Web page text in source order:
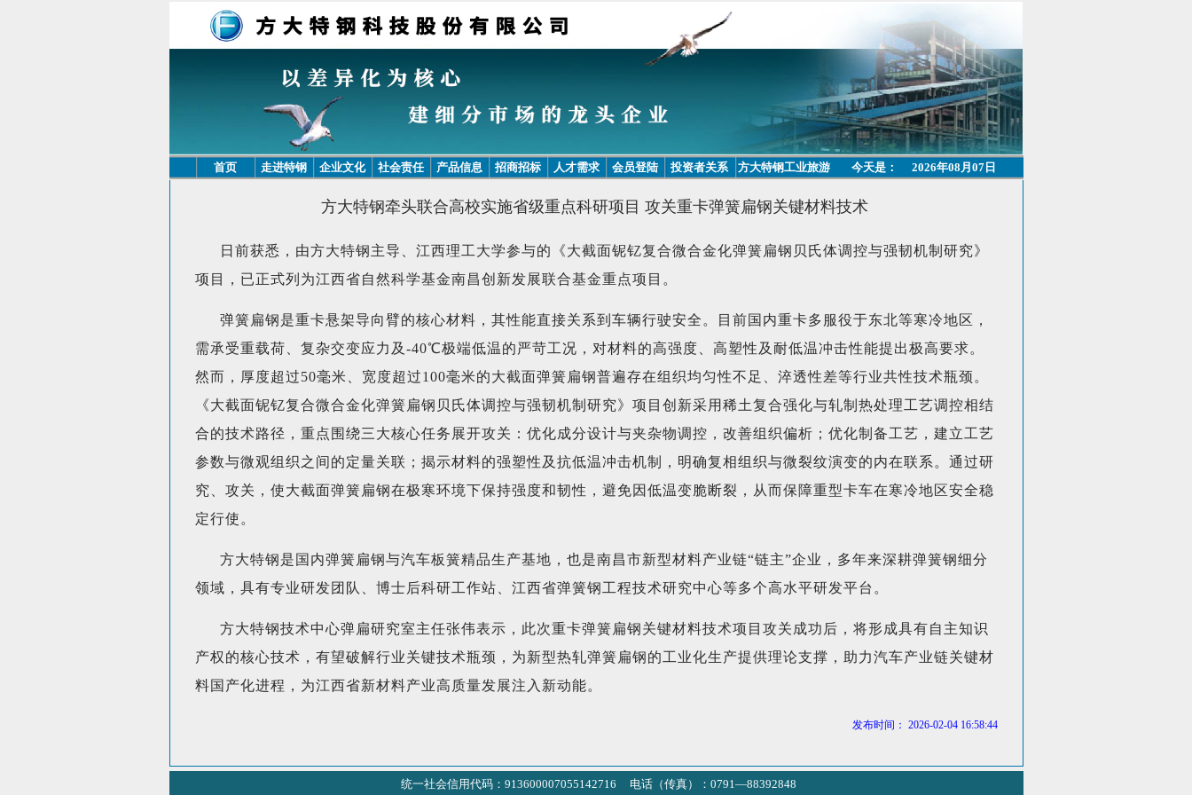
首页 走进特钢 企业文化 社会责任 产品信息 招商招标 人才需求 会员登陆 投资者关系 方大特钢工业旅游 今天是： 2026年08月07日
方大特钢牵头联合高校实施省级重点科研项目 攻关重卡弹簧扁钢关键材料技术
日前获悉，由方大特钢主导、江西理工大学参与的《大截面铌钇复合微合金化弹簧扁钢贝氏体调控与强韧机制研究》
项目，已正式列为江西省自然科学基金南昌创新发展联合基金重点项目。
弹簧扁钢是重卡悬架导向臂的核心材料，其性能直接关系到车辆行驶安全。目前国内重卡多服役于东北等寒冷地区，
需承受重载荷、复杂交变应力及-40℃极端低温的严苛工况，对材料的高强度、高塑性及耐低温冲击性能提出极高要求。
然而，厚度超过50毫米、宽度超过100毫米的大截面弹簧扁钢普遍存在组织均匀性不足、淬透性差等行业共性技术瓶颈。
《大截面铌钇复合微合金化弹簧扁钢贝氏体调控与强韧机制研究》项目创新采用稀土复合强化与轧制热处理工艺调控相结
合的技术路径，重点围绕三大核心任务展开攻关：优化成分设计与夹杂物调控，改善组织偏析；优化制备工艺，建立工艺
参数与微观组织之间的定量关联；揭示材料的强塑性及抗低温冲击机制，明确复相组织与微裂纹演变的内在联系。通过研
究、攻关，使大截面弹簧扁钢在极寒环境下保持强度和韧性，避免因低温变脆断裂，从而保障重型卡车在寒冷地区安全稳
定行使。
方大特钢是国内弹簧扁钢与汽车板簧精品生产基地，也是南昌市新型材料产业链“链主”企业，多年来深耕弹簧钢细分
领域，具有专业研发团队、博士后科研工作站、江西省弹簧钢工程技术研究中心等多个高水平研发平台。
方大特钢技术中心弹扁研究室主任张伟表示，此次重卡弹簧扁钢关键材料技术项目攻关成功后，将形成具有自主知识
产权的核心技术，有望破解行业关键技术瓶颈，为新型热轧弹簧扁钢的工业化生产提供理论支撑，助力汽车产业链关键材
料国产化进程，为江西省新材料产业高质量发展注入新动能。
发布时间： 2026-02-04 16:58:44
统一社会信用代码：913600007055142716 电话（传真）：0791—88392848